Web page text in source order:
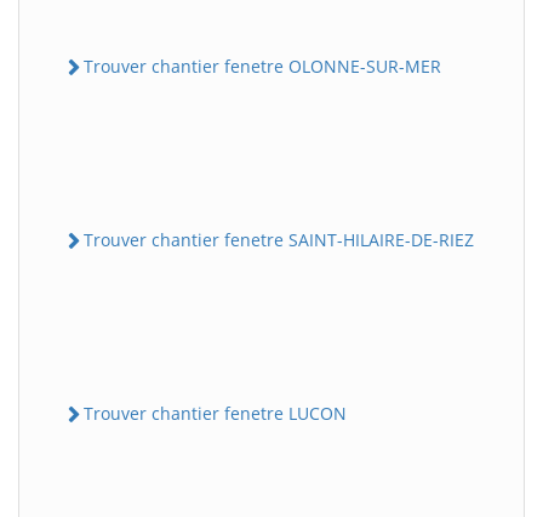
Trouver chantier fenetre OLONNE-SUR-MER
Trouver chantier fenetre SAINT-HILAIRE-DE-RIEZ
Trouver chantier fenetre LUCON